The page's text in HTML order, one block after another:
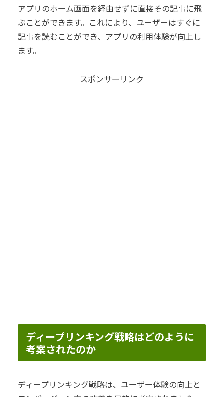
アプリのホーム画面を経由せずに直接その記事に飛
ぶことができます。これにより、ユーザーはすぐに
記事を読むことができ、アプリの利用体験が向上し
ます。
スポンサーリンク
ディープリンキング戦略はどのように
考案されたのか
ディープリンキング戦略は、ユーザー体験の向上と